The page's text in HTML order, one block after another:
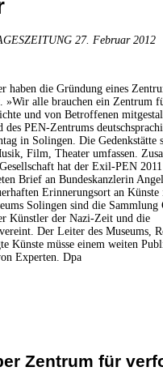
27. Februar 2012
haben die Gründung eines
»Wir alle brauchen ein Zentrum
und von Betroffenen
PEN-Zentrums
in Solingen. Die Gedenkstätte
Film, Theater umfassen.
hat der Exil-PEN
Brief an Bundeskanzlerin
Erinnerungsort an
Solingen sind die Sammlung
Künstler der Nazi-Zeit und die
Der Leiter des Museums,
Künste müsse einem weiten
Experten. Dpa
Zentrum für